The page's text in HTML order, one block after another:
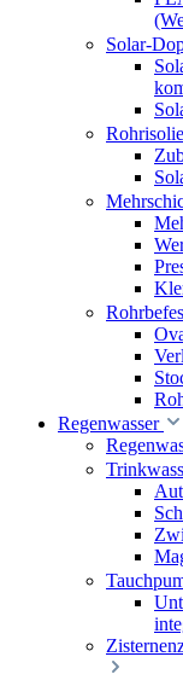
Solar-
Regenwasser